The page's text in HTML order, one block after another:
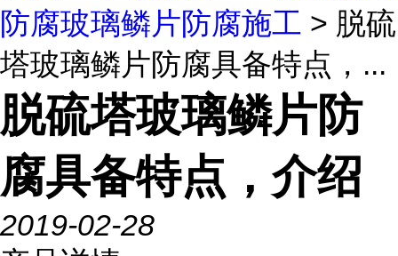
防腐玻璃鳞片防腐施工 > 脱硫
塔玻璃鳞片防腐具备特点，...
脱硫塔玻璃鳞片防
腐具备特点，介绍
2019-02-28